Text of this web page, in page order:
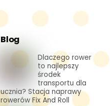
Blog
Dlaczego rower
to najlepszy
środek
transportu dla
ucznia? Stacja naprawy
rowerów Fix And Roll